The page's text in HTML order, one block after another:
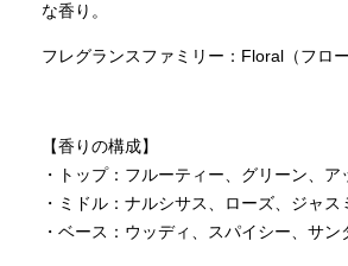
な香り。
フレグランスファミリー：Floral（フロー
【香りの構成】
・トップ：フルーティー、グリーン、ア
・ミドル：ナルシサス、ローズ、ジャ
・ベース：ウッディ、スパイシー、サン